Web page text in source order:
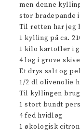
men denne
stor bradepande
Til retten har jeg
1 kylling på ca.
1 kilo kartofler i
4 løg i grove
Et drys salt og
1/2 dl olivenolie
Til kyllingen
1 stort bundt
4 fed hvidløg
1 økologisk citron